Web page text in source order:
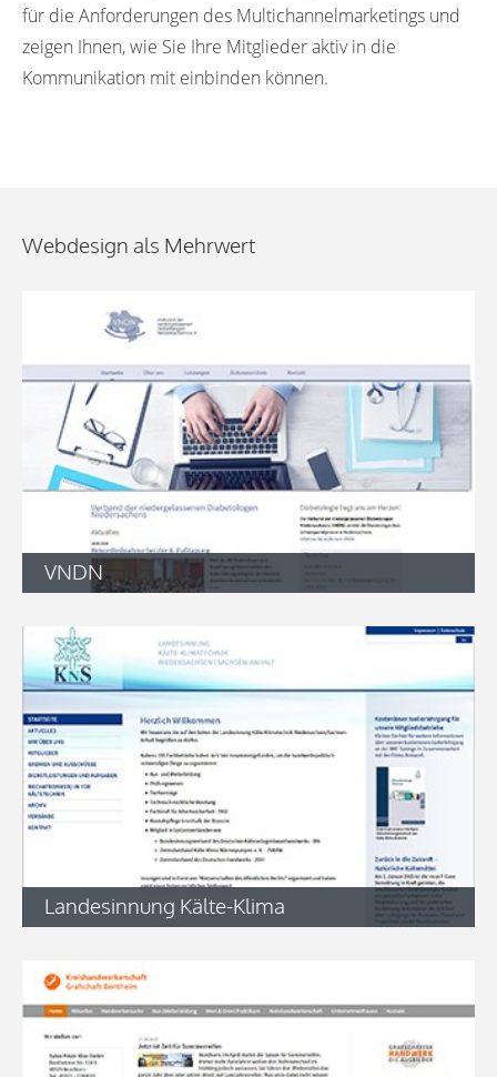
für die Anforderungen des Multichannelmarketings und
zeigen Ihnen, wie Sie Ihre Mitglieder aktiv in die
Kommunikation mit einbinden können.
Webdesign als Mehrwert
VNDN
Landesinnung Kälte-Klima